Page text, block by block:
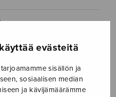
evästeitä
sisällön ja
sosiaalisen median
ja kävijämäärämme